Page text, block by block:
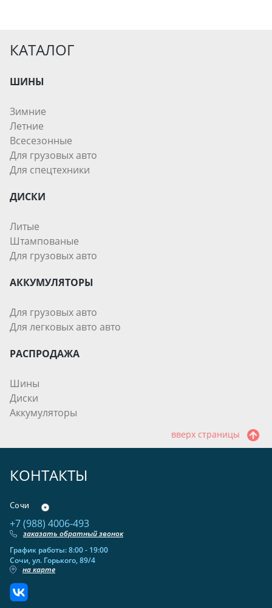
КАТАЛОГ
ШИНЫ
Зимние
Летние
Всесезонные
Для грузовых авто
Для спецтехники
ДИСКИ
Литые
Штампованые
Для грузовых авто
АККУМУЛЯТОРЫ
Для грузовых авто
Для легковых авто авто
РАСПРОДАЖА
Шины
Диски
Аккумуляторы
вверх страницы
КОНТАКТЫ
Сочи
+7 (988) 4006-493
заказать обратный звонок
График работы: 8:00 - 19:00
Сочи, ул. Горького, 89/4
на карте